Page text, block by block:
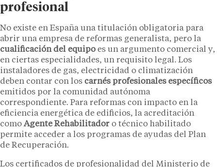
profesional
No existe en España una titulación obligatoria para
abrir una empresa de reformas generalista, pero la
cualificación del equipoes un argumento comercial y,
en ciertas especialidades, un requisito legal. Los
instaladores de gas, electricidad o climatización
deben contar con los carnés profesionales específicos
emitidos por la comunidad autónoma
correspondiente. Para reformas con impacto en la
eficiencia energética de edificios, la acreditación
como Agente Rehabilitador o técnico habilitado
permite acceder a los programas de ayudas del Plan
de Recuperación.
Los certificados de profesionalidad del Ministerio de